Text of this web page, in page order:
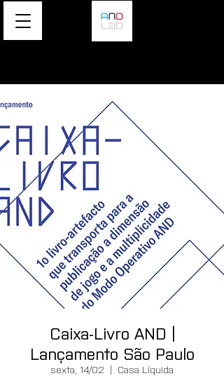
Caixa-Livro AND |
Lançamento São Paulo
sexta, 14/02
  |
Casa Líquida